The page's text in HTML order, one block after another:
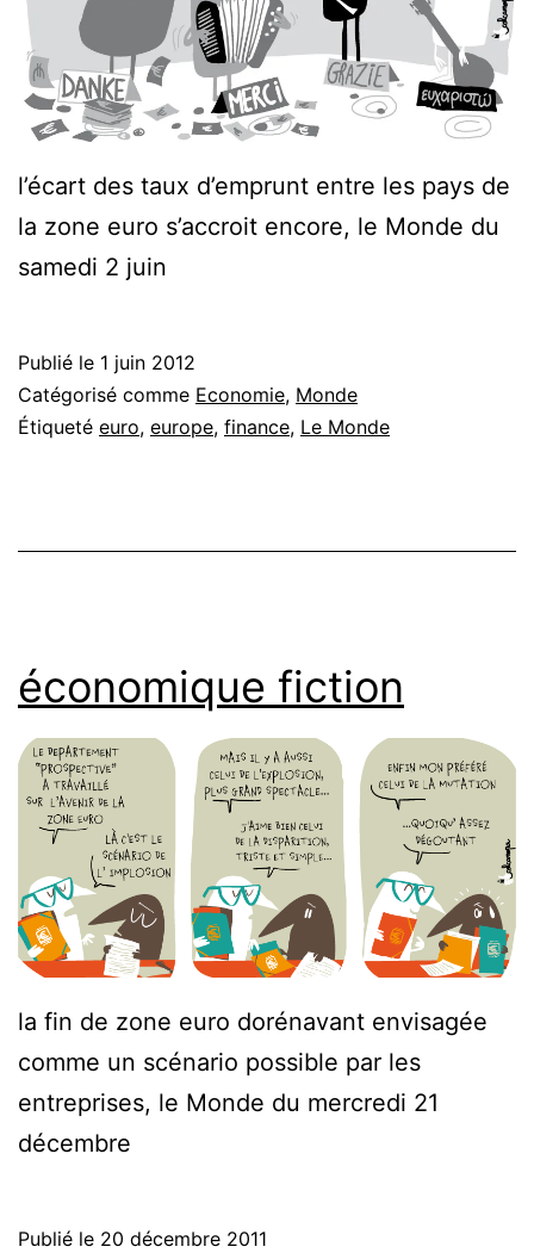
l’écart des taux d’emprunt entre les pays de
la zone euro s’accroit encore, le Monde du
samedi 2 juin
Publié le 1 juin 2012
Catégorisé comme Economie, Monde
Étiqueté euro, europe, finance, Le Monde
économique fiction
la fin de zone euro dorénavant envisagée
comme un scénario possible par les
entreprises, le Monde du mercredi 21
décembre
Publié le 20 décembre 2011